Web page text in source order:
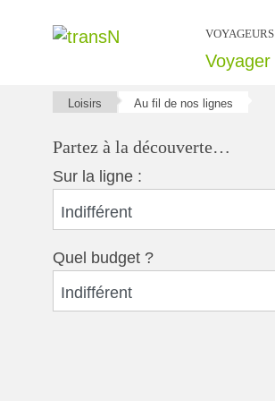
VOYAGEURS
Voyager
Loisirs Au fil de nos lignes
Partez à la découverte…
Sur la ligne :
Indifférent
Quel budget ?
Indifférent